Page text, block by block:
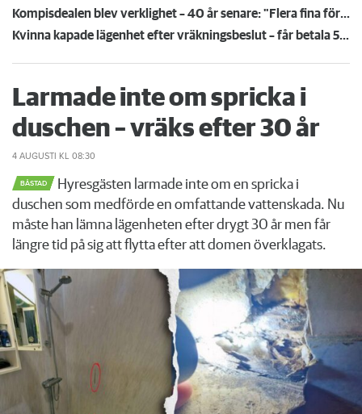
Kompisdealen blev verklighet – 40 år senare: "Flera fina fördelar med att dela bostad"
Kvinna kapade lägenhet efter vräkningsbeslut – får betala 50 000
Larmade inte om spricka i
duschen – vräks efter 30 år
4 AUGUSTI KL 08:30
BÅSTAD
Hyresgästen larmade inte om en spricka i
duschen som medförde en omfattande vattenskada. Nu
måste han lämna lägenheten efter drygt 30 år men får
längre tid på sig att flytta efter att domen överklagats.